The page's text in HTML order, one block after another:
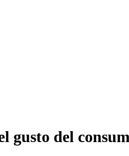
gusto del